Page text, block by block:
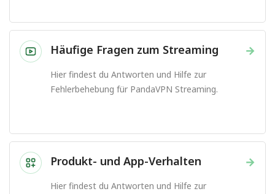
→
Häufige Fragen zum Streaming
Hier findest du Antworten und Hilfe zur
Fehlerbehebung für PandaVPN Streaming.
→
Produkt- und App-Verhalten
Hier findest du Antworten und Hilfe zur